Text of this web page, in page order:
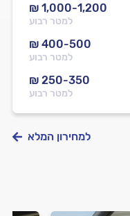
₪ 1,000-1,200
למטר רבוע
₪ 400-500
למטר רבוע
₪ 250-350
למטר רבוע
למחירון המלא